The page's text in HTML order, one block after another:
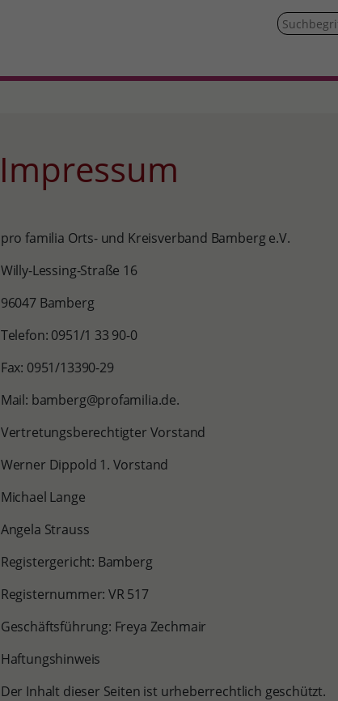
Impressum
pro familia Orts- und Kreisverband Bamberg e.V.
Willy-Lessing-Straße 16
96047 Bamberg
Telefon: 0951/1 33 90-0
Fax: 0951/13390-29
Mail: bamberg@profamilia.de.
Vertretungsberechtigter Vorstand
Werner Dippold 1. Vorstand
Michael Lange
Angela Strauss
Registergericht: Bamberg
Registernummer: VR 517
Geschäftsführung: Freya Zechmair
Haftungshinweis
Der Inhalt dieser Seiten ist urheberrechtlich geschützt.